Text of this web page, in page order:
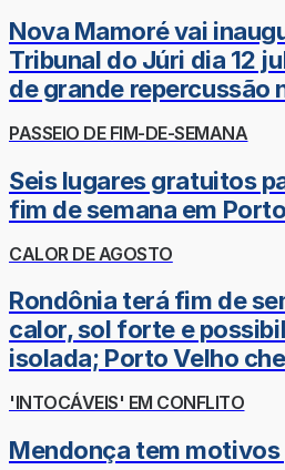
Nova Mamoré vai
Tribunal do Júri dia 12
de grande repercussão
PASSEIO DE FIM-DE-SEMANA
Seis lugares gratuitos
fim de semana em
CALOR DE AGOSTO
Rondônia terá fim de
calor, sol forte e
isolada; Porto Velho
'INTOCÁVEIS' EM CONFLITO
Mendonça tem